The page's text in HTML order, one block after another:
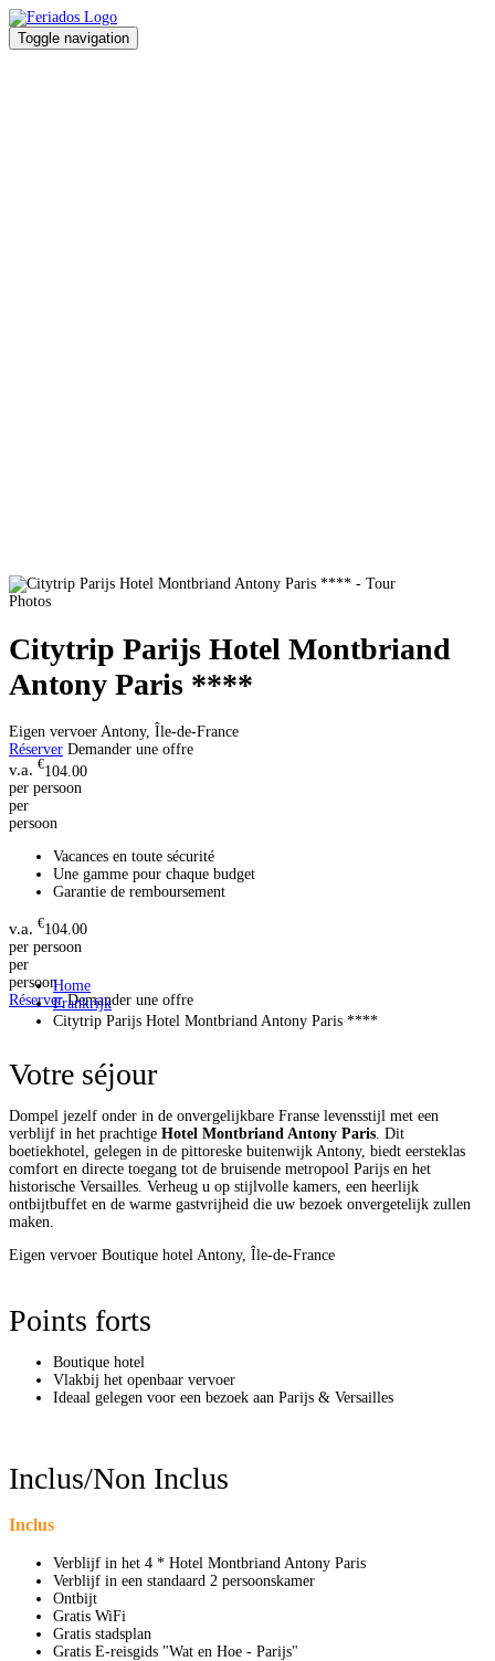
Toggle navigation
Photos
Citytrip Parijs Hotel Montbriand
Antony Paris ****
Eigen vervoer Antony, Île-de-France
Réserver Demander une offre
€104.00
per persoon
per
persoon
Vacances en toute sécurité
Une gamme pour chaque budget
Garantie de remboursement
€104.00
per persoon
per
persoon
Réserver Demander une offre
Home
Frankrijk
Citytrip Parijs Hotel Montbriand Antony Paris ****
Votre séjour
Dompel jezelf onder in de onvergelijkbare Franse levensstijl met een
verblijf in het prachtige Hotel Montbriand Antony Paris. Dit
boetiekhotel, gelegen in de pittoreske buitenwijk Antony, biedt eersteklas
comfort en directe toegang tot de bruisende metropool Parijs en het
historische Versailles. Verheug u op stijlvolle kamers, een heerlijk
ontbijtbuffet en de warme gastvrijheid die uw bezoek onvergetelijk zullen
maken.
Eigen vervoer Boutique hotel Antony, Île-de-France
Points forts
Boutique hotel
Vlakbij het openbaar vervoer
Ideaal gelegen voor een bezoek aan Parijs & Versailles
Inclus/Non Inclus
Inclus
Verblijf in het 4 * Hotel Montbriand Antony Paris
Verblijf in een standaard 2 persoonskamer
Ontbijt
Gratis WiFi
Gratis stadsplan
Gratis E-reisgids "Wat en Hoe - Parijs"